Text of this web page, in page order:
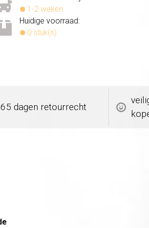
1-2 weken
Huidige voorraad:
0 stuk(s)
dagen retourrecht